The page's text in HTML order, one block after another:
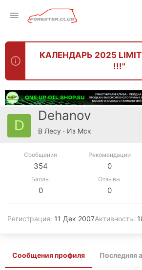
КАЛЕНДАРЬ 2025
!!!"
D
Dehanov
В Лесу · Из Мск
Сообщения
354
Рекомендации
0
Баллы
0
Отзывы
0
Регистрация 11 Дек 2007Активность
Сообщения профиля Последняя